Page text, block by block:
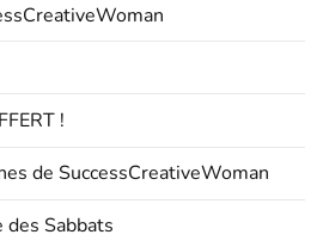
!
de SuccessCreativeWoman
des Sabbats